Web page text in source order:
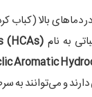
بالا (کباب
به نام (HCAs)
Aromatic
و می‌توانند به